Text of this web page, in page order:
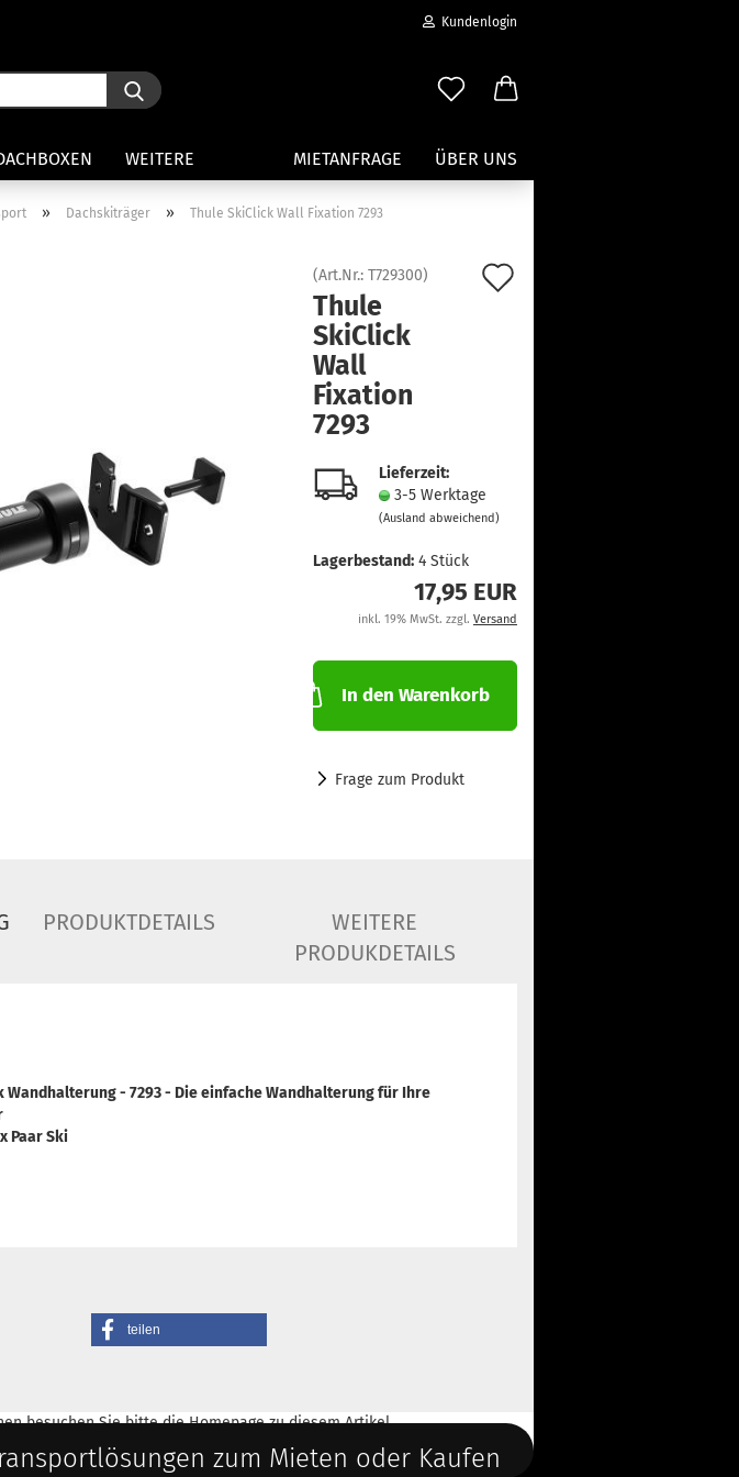
Kundenlogin
Passwort vergessen?
MIETANFRAGE ÜBER UNS
WEITERE
Paddleboard Traeger
Kajak und Kanuträger
Träger für Surfbretter
Zubehör für Wassersportträger
» Dachskiträger » Thule SkiClick Wall Fixation 7293
(Art.Nr.:T729300)
Thule
SkiClick
Wall
Fixation
7293
Lieferzeit:
3-5 Werktage
(Ausland abweichend)
Lagerbestand: 4Stück
17,95 EUR
inkl. 19% MwSt. zzgl. Versand
In den Warenkorb
Frage zum Produkt
PRODUKTDETAILS
WEITERE
PRODUKDETAILS
Wandhalterung - 7293 - Die einfache Wandhalterung für Ihre
Paar Ski
teilen
besuchen Sie bitte dieHomepagezu diesem Artikel.
zum Mieten oder Kaufen